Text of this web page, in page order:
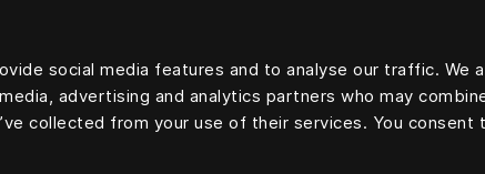
social media features and to analyse our traffic. We
advertising and analytics partners who may
collected from your use of their services. You consent